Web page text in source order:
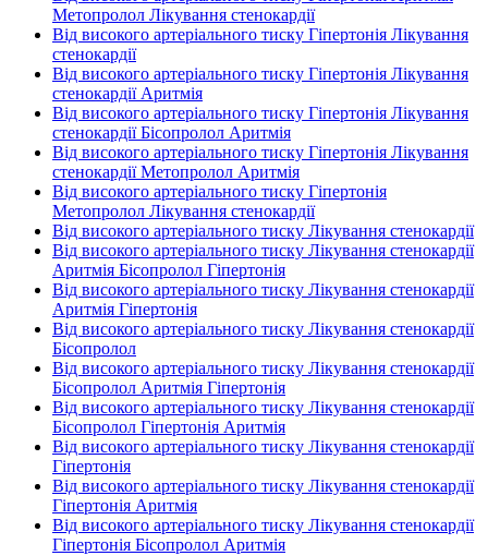
Метопролол Лікування стенокардії
Від високого артеріального тиску Гіпертонія Лікування
стенокардії
Від високого артеріального тиску Гіпертонія Лікування
стенокардії Аритмія
Від високого артеріального тиску Гіпертонія Лікування
стенокардії Бісопролол Аритмія
Від високого артеріального тиску Гіпертонія Лікування
стенокардії Метопролол Аритмія
Від високого артеріального тиску Гіпертонія
Метопролол Лікування стенокардії
Від високого артеріального тиску Лікування стенокардії
Від високого артеріального тиску Лікування стенокардії
Аритмія Бісопролол Гіпертонія
Від високого артеріального тиску Лікування стенокардії
Аритмія Гіпертонія
Від високого артеріального тиску Лікування стенокардії
Бісопролол
Від високого артеріального тиску Лікування стенокардії
Бісопролол Аритмія Гіпертонія
Від високого артеріального тиску Лікування стенокардії
Бісопролол Гіпертонія Аритмія
Від високого артеріального тиску Лікування стенокардії
Гіпертонія
Від високого артеріального тиску Лікування стенокардії
Гіпертонія Аритмія
Від високого артеріального тиску Лікування стенокардії
Гіпертонія Бісопролол Аритмія